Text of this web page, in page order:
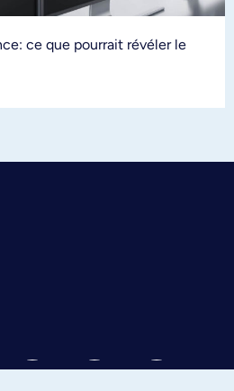
ce que pourrait révéler le